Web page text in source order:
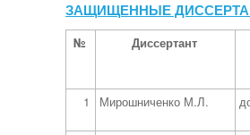
ЗАЩИЩЕННЫЕ
№ Диссертант
1 Мирошниченко М.Л.